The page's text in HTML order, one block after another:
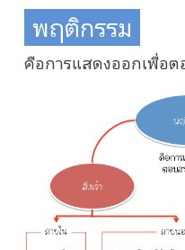
พฤติกรรม
คือการแสดงออกเพื่อต